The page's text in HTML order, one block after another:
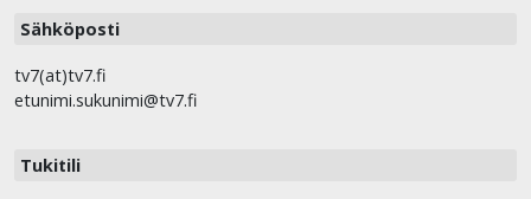
Sähköposti
tv7(at)tv7.fi
etunimi.sukunimi@tv7.fi
Tukitili